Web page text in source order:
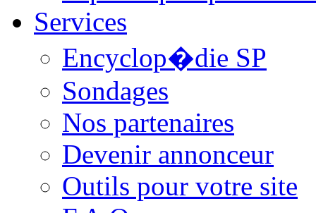
Services
Encyclop�die SP
Sondages
Nos partenaires
Devenir annonceur
Outils pour votre site